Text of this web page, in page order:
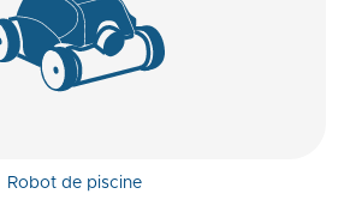
Robot de piscine